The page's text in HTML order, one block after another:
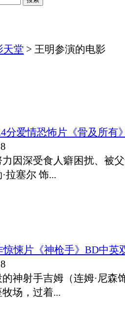
天堂 > 王明参演的电影
分爱情恐怖片《骨及所有
深受食人癖困扰、被父
拉塞尔 饰...
惊悚片《神枪手》BD中英
神射手吉姆（连姆·尼森
场，过着...